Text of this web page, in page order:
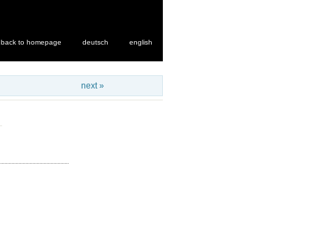
back to homepage deutsch english
next »